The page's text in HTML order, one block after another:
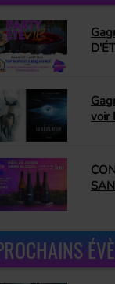
voir